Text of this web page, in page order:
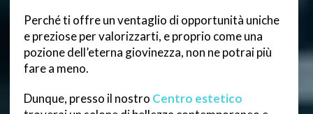
Perché ti offre un ventaglio di opportunità uniche
e preziose per valorizzarti, e proprio come una
pozione dell’eterna giovinezza, non ne potrai più
fare a meno.
Dunque, presso il nostro Centro estetico